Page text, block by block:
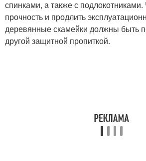
спинками, а также с
прочность и продлить
деревянные скамейки должны быть
другой защитной пропиткой.